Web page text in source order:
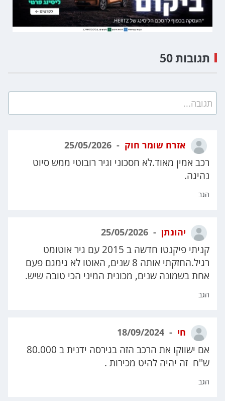
תגובה...
אזרח שומר חוק
רכב אמין מאוד.לא חסכוני וגיר רובוטי ממש סיוט
נהיגה.
הגב
יהונתן
קניתי פיקנטו חדשה ב 2015 עם גיר אוטומט
רגיל.החזקתי אותה 8 שנים, האוטו לא גימגם פעם
אחת בשמונה שנים, מכונית המיני הכי טובה שיש.
הגב
חי
אם ישווקו את הרכב הזה בגירסה ידנית ב 80.000
ש''ח זה יהיה להיט מכירות .
הגב